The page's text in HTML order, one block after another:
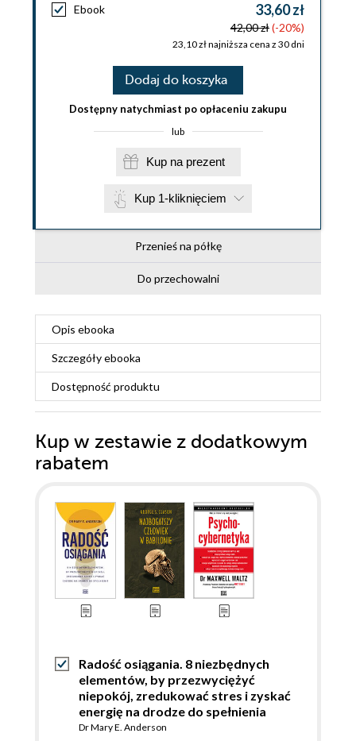
Ebook 33,60 zł
42,00 zł(-20%)
23,10 zł najniższa cena z 30 dni
Dodaj do koszyka
Dostępny natychmiast po opłaceniu zakupu
lub
Kup na prezent
Kup 1-kliknięciem
Przenieś na półkę
Do przechowalni
Opis ebooka
Szczegółyebooka
Dostępność produktu
Kup w zestawie z dodatkowym
rabatem
Radość osiągania. 8 niezbędnych
elementów, by przezwyciężyć
niepokój, zredukować stres i zyskać
energię na drodze do spełnienia
Dr Mary E. Anderson